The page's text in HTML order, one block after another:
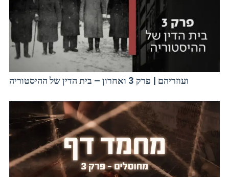
ועוזריהם | פרק 3 ואחרון – בית הדין של ההיסטוריה